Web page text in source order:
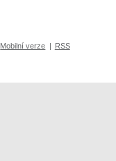
Mobilní verze RSS